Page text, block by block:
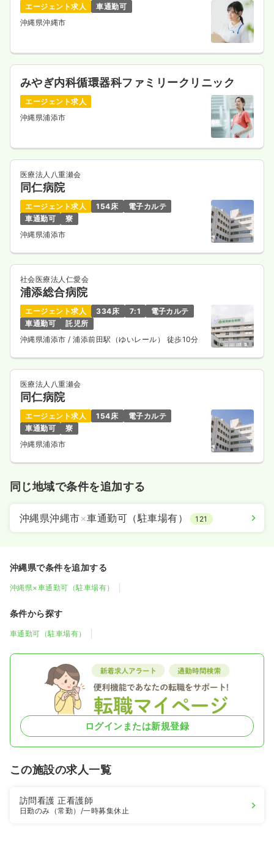
エージェント求人
車通勤可
沖縄県沖縄市
みやぎ内科循環器科ファミリークリニック
エージェント求人
沖縄県浦添市
医療法人八重瀬会
同仁病院
エージェント求人 154床
電子カルテ
車通勤可
寮
沖縄県浦添市
社会医療法人仁愛会
浦添総合病院
エージェント求人 334床 7:1
電子カルテ
車通勤可
託児所
沖縄県浦添市/ 浦添前田駅（ゆいレール） 徒歩10分
医療法人八重瀬会
同仁病院
エージェント求人 154床
電子カルテ
車通勤可
寮
沖縄県浦添市
同じ地域で条件を追加する
沖縄県沖縄市×車通勤可（駐車場有） 121
沖縄県で条件を追加する
沖縄県×車通勤可（駐車場有）
条件から探す
車通勤可（駐車場有）
ログインまたは新規登録
この施設の求人一覧
訪問看護正看護師
日勤のみ（常勤） /一時募集休止